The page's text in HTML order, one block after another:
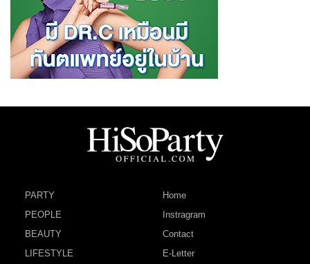
PARTY
PEOPLE
BEAUTY
LIFESTYLE
Home
Instragram
Contact
E-Letter